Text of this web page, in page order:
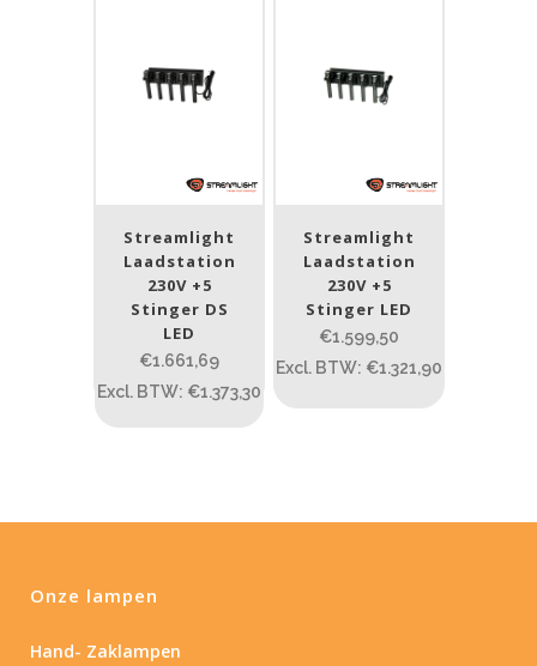
Streamlight
Laadstation
230V +5
Stinger DS
LED
€1.661,69
Excl. BTW: €1.373,30
Streamlight
Laadstation
230V +5
Stinger LED
€1.599,50
Excl. BTW: €1.321,90
Onze lampen
Hand- Zaklampen